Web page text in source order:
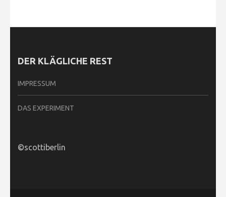
DER KLÄGLICHE REST
IMPRESSUM
DAS EXPERIMENT
©scottiberlin